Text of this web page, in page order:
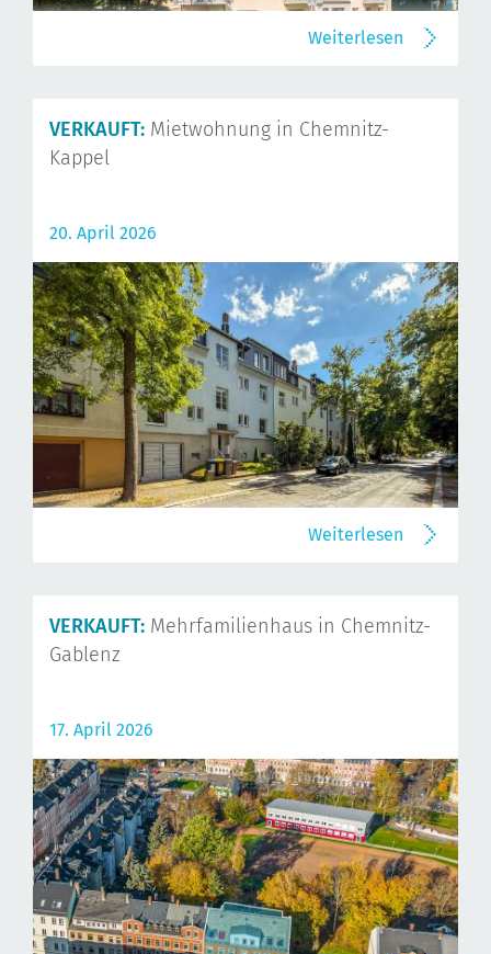
Weiterlesen
VERKAUFT: Mietwohnung in Chemnitz-
Kappel
20. April 2026
Weiterlesen
VERKAUFT: Mehrfamilienhaus in Chemnitz-
Gablenz
17. April 2026